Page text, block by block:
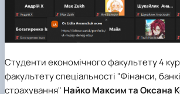
Студенти економічного факультету 4
факультетуспеціальності "Фінанси,
страхування" Найко Максим та Оксана